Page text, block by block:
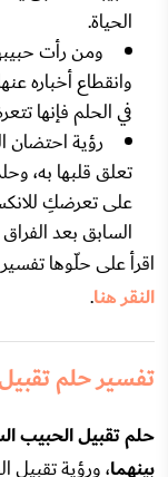
الحياة.
ومن رأت
وانقطاع أخباره
في الحلم فإنها
رؤية احتضان
تعلق قلبها به،
على تعرضكِ
السابق بعد
اقرأ على حلّوها
النقر هنا.
تفسير حلم
حلم تقبيل الحبيب
بينهما، ورؤية تقبيل